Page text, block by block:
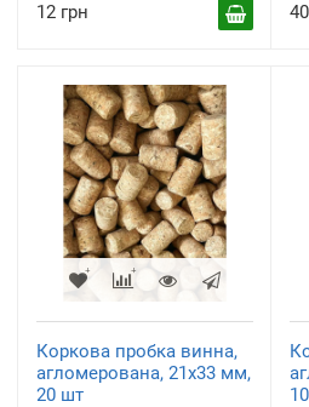
12 грн
Коркова пробка винна,
агломерована, 21х33 мм,
20 шт